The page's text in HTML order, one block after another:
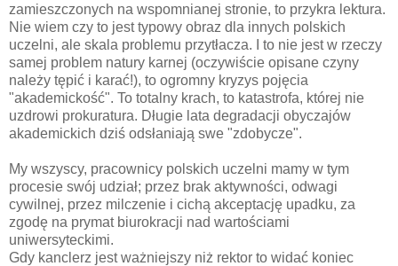
zamieszczonych na wspomnianej stronie, to przykra lektura.
Nie wiem czy to jest typowy obraz dla innych polskich
uczelni, ale skala problemu przytłacza. I to nie jest w rzeczy
samej problem natury karnej (oczywiście opisane czyny
należy tępić i karać!), to ogromny kryzys pojęcia
"akademickość". To totalny krach, to katastrofa, której nie
uzdrowi prokuratura. Długie lata degradacji obyczajów
akademickich dziś odsłaniają swe "zdobycze".
My wszyscy, pracownicy polskich uczelni mamy w tym
procesie swój udział; przez brak aktywności, odwagi
cywilnej, przez milczenie i cichą akceptację upadku, za
zgodę na prymat biurokracji nad wartościami
uniwersyteckimi.
Gdy kanclerz jest ważniejszy niż rektor to widać koniec